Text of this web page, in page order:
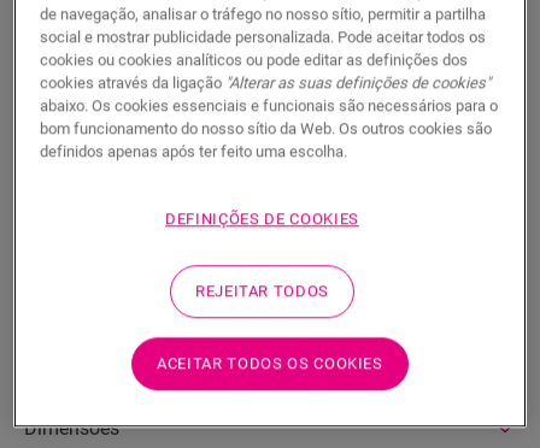
PROCURAR
Características do produto
Este rodapé alto e direito combina na perfeição com a cor do
seu pavimento. Possui ranhuras práticas na parte de trás
nossa One4All Glue ou calha. Para ligar várias rodapés, utilize
as buchas NEPLUG (não incluídas), mesmo nos cantos. Para
espuma de polietileno, o Hydrokit e o Hydrostrip. O rodapé
também está disponível numa versão branca que se pode
pintar (QSPSKRPAINT).
Dimensões
de navegação, analisar o tráfego no nosso sítio, permitir a partilha
social e mostrar publicidade personalizada. Pode aceitar todos os
cookies ou cookies analíticos ou pode editar as definições dos
cookies através da ligação "Alterar as suas definições de cookies"
abaixo. Os cookies essenciais e funcionais são necessários para o
bom funcionamento do nosso sítio da Web. Os outros cookies são
definidos apenas após ter feito uma escolha.
DEFINIÇÕES DE COOKIES
REJEITAR TODOS
ACEITAR TODOS OS COOKIES